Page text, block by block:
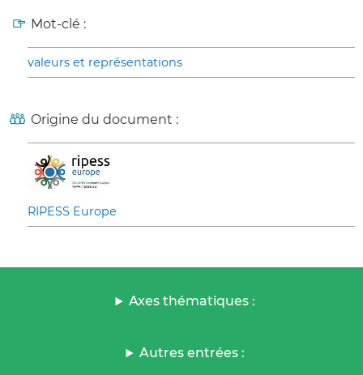
Mot-clé :
valeurs et représentations
Origine du document :
RIPESS Europe
Axes thématiques :
Autres entrées :